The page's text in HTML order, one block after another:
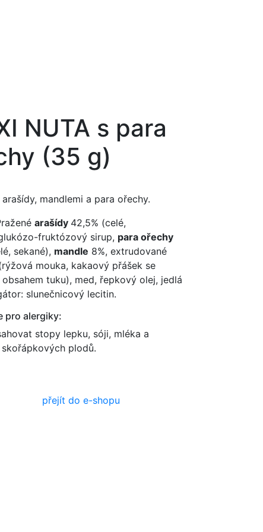
NUTA s para
(35 g)
mandlemi a para ořechy.
arašídy 42,5% (celé,
fruktózový sirup, para ořechy
sekané), mandle 8%, extrudované
mouka, kakaový přášek se
obsahem tuku), med, řepkový olej, jedlá
slunečnicový lecitin.
pro alergiky:
stopy lepku, sóji, mléka a
plodů.
přejít do e-shopu